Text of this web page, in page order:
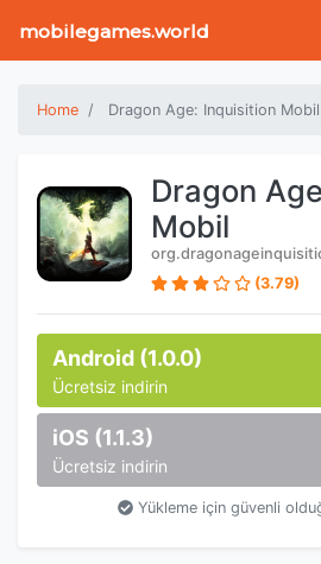
mobilegames.world
Home Dragon Age: Inquisition Mobil
Dragon
Mobil
(3.79)
Android (1.0.0)
Ücretsiz indirin
iOS (1.1.3)
Ücretsiz indirin
Yükleme için güvenli